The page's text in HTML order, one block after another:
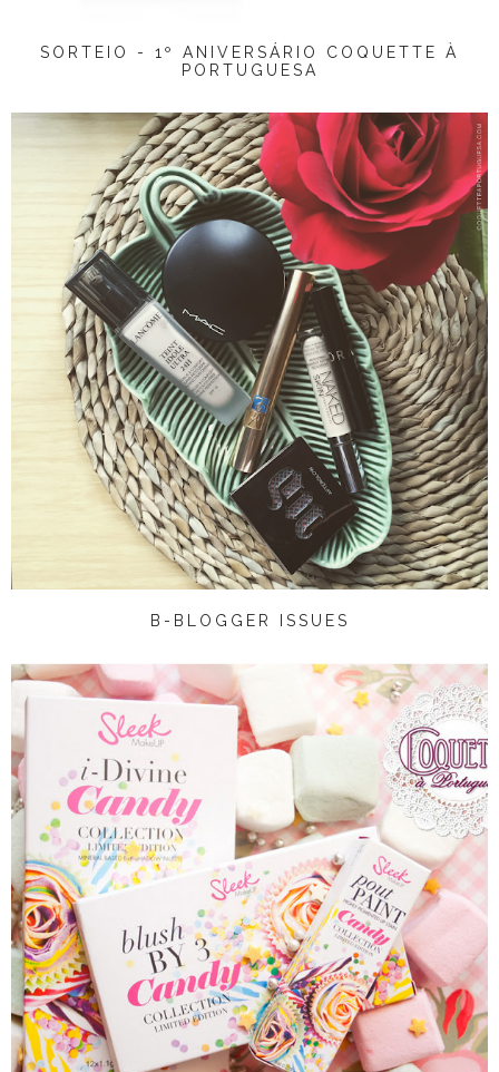
SORTEIO - 1º ANIVERSÁRIO COQUETTE À
PORTUGUESA
B-BLOGGER ISSUES